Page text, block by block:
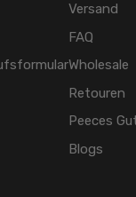
Versand
FAQ
Wholesale
Retouren
Peeces
Blogs